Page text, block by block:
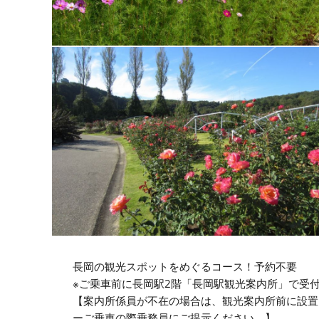
長岡の観光スポットをめぐるコース！予約不要
※ご乗車前に長岡駅2階「長岡駅観光案内所」で受
【案内所係員が不在の場合は、観光案内所前に